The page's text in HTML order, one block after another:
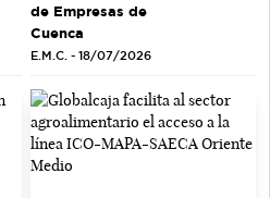
de Empresas de
Cuenca
E.M.C. - 18/07/2026